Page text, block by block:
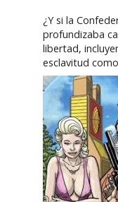
¿Y si la
profundizaba
libertad,
esclavitud